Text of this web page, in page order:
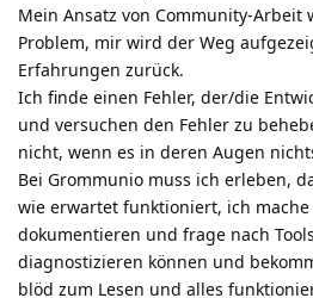
Mein Ansatz von Community-Arbeit
Problem, mir wird der Weg
Erfahrungen zurück.
Ich finde einen Fehler, der/die
und versuchen den Fehler zu
nicht, wenn es in deren Augen
Bei Grommunio muss ich erleben,
wie erwartet funktioniert, ich
dokumentieren und frage nach
diagnostizieren können und
blöd zum Lesen und alles